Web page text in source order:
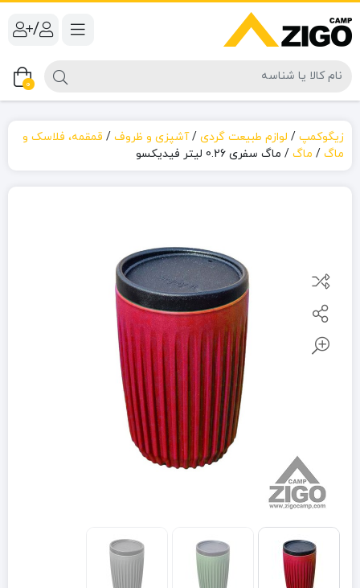
/
0
زیگوکمپ / لوازم طبیعت گردی /آشپزی و ظروف / قمقمه، فلاسک و
ماگ / ماگ / ماگ سفری 0.26 لیتر فیدیکسو